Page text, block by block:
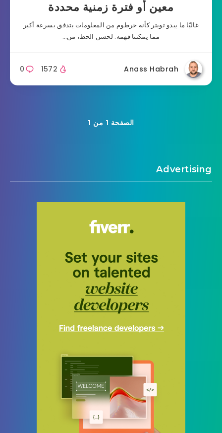
معين أو فترة زمنية محددة
غالبًا ما يبدو تويتر كأنه خرطوم من المعلومات يتدفق بسرعة أكبر
مما يمكننا فهمه. لحسن الحظ، من…
Anass Habrah
0 1572
الصفحة 1 من 1
Advertising